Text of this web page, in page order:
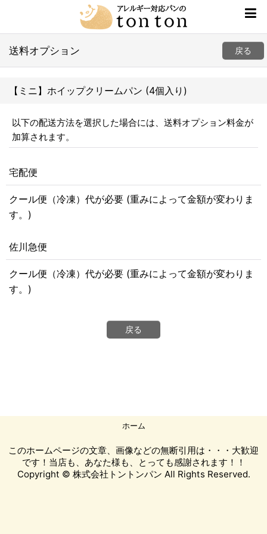
送料オプション 戻る
【ミニ】ホイップクリームパン (4個入り)
以下の配送方法を選択した場合には、送料オプション料金が
加算されます。
宅配便
クール便（冷凍）代が必要 (重みによって金額が変わりま
す。)
佐川急便
クール便（冷凍）代が必要 (重みによって金額が変わりま
す。)
戻る
ホーム
このホームページの文章、画像などの無断引用は・・・大歓迎
です！当店も、あなた様も、とっても感謝されます！！
Copyright © 株式会社トントンパン All Rights Reserved.